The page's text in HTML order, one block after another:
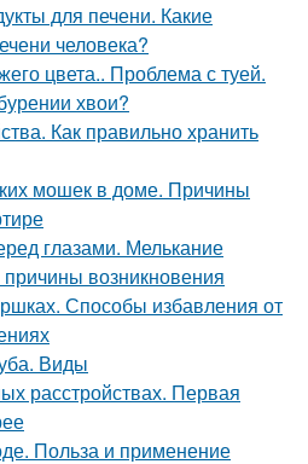
для печени. Какие
человека?
цвета.. Проблема с туей.
хвои?
Как правильно хранить
мошек в доме. Причины
глазами. Мелькание
возникновения
Способы избавления от
Виды
расстройствах. Первая
Польза и применение